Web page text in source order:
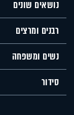
נושאים שונים
רבנים ומרצים
נשים ומשפחה
סידור